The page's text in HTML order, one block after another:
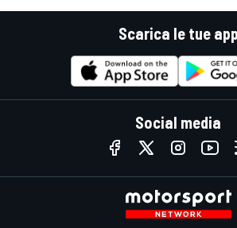
Scarica le tue app
Social media